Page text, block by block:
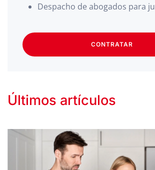
Despacho de abogados para
CONTRATAR
Últimos artículos